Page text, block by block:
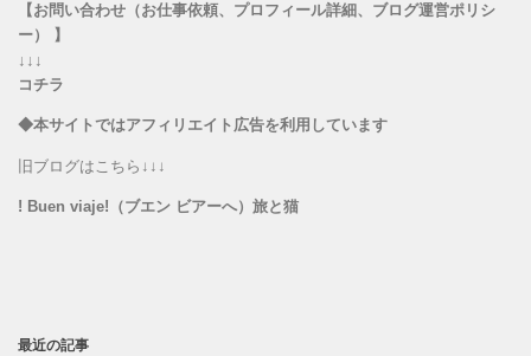
【お問い合わせ（お仕事依頼、プロフィール詳細、ブログ運営ポリシ
ー） 】
↓↓↓
コチラ
◆本サイトではアフィリエイト広告を利用しています
旧ブログはこちら↓↓↓
! Buen viaje!（ブエン ビアーへ）旅と猫
最近の記事